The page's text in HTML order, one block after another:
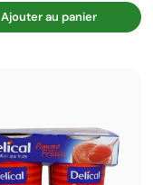
Ajouter au panier